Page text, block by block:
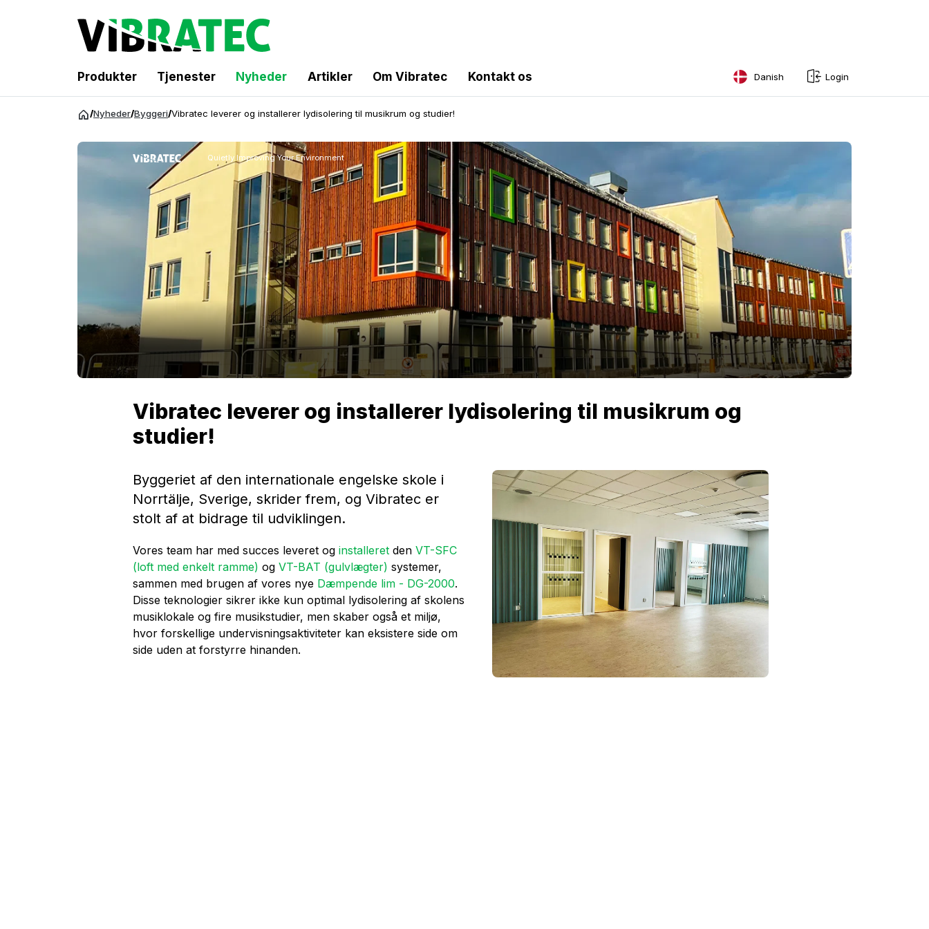
Produkter Tjenester Nyheder Artikler Om Vibratec Kontakt os Danish
Danish
Login
/Nyheder/Byggeri/Vibratec leverer og installerer lydisolering til musikrum og studier!
Quietly Improving Your Environment
Vibratec leverer og installerer lydisolering til musikrum og
studier!
Byggeriet af den internationale engelske skole i
Norrtälje, Sverige, skrider frem, og Vibratec er
stolt af at bidrage til udviklingen.
Vores team har med succes leveret og installeret den VT-SFC
(loft med enkelt ramme) og VT-BAT (gulvlægter) systemer,
sammen med brugen af vores nye Dæmpende lim - DG-2000.
Disse teknologier sikrer ikke kun optimal lydisolering af skolens
musiklokale og fire musikstudier, men skaber også et miljø,
hvor forskellige undervisningsaktiviteter kan eksistere side om
side uden at forstyrre hinanden.